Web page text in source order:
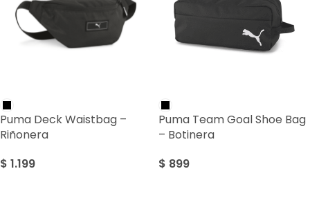
Puma Deck Waistbag –
Riñonera
$ 1.199
Puma Team Goal Shoe Bag
– Botinera
$ 899